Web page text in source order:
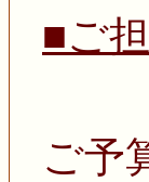
■ご
ご予